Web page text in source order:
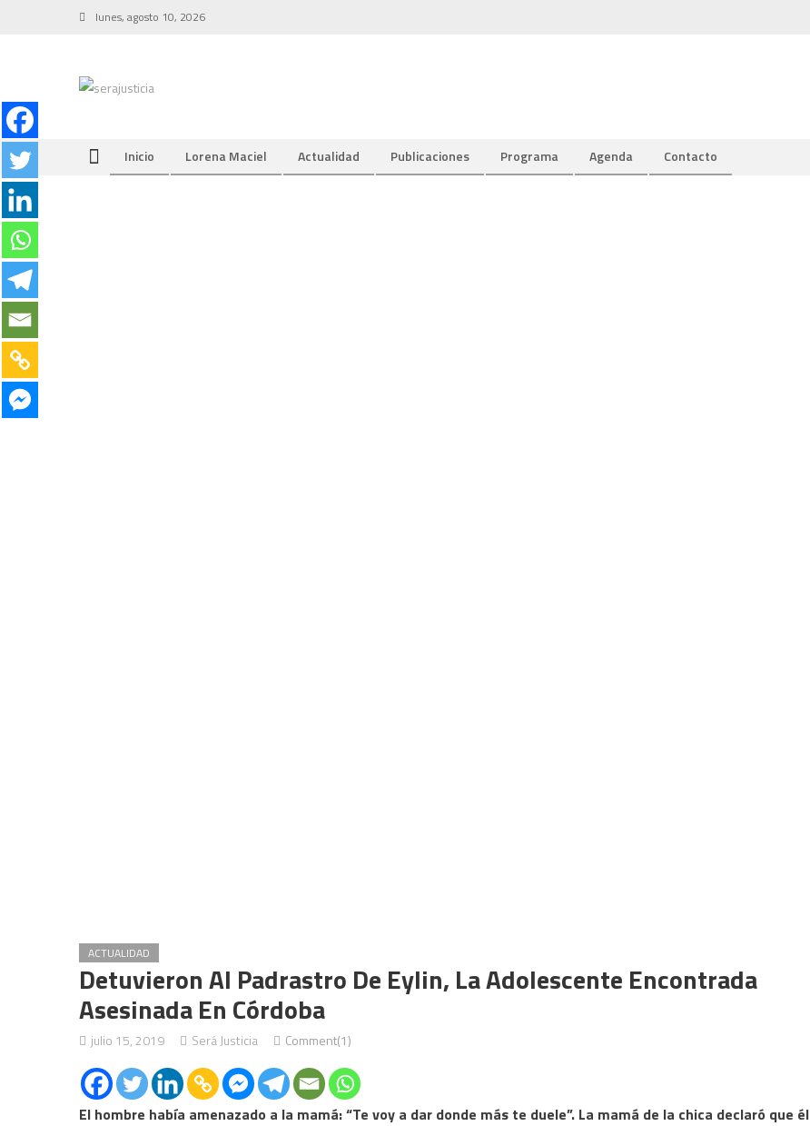
lunes, agosto 10, 2026
Inicio Lorena Maciel Actualidad Publicaciones Programa Agenda Contacto
ACTUALIDAD
Detuvieron Al Padrastro De Eylin, La Adolescente Encontrada
Asesinada En Córdoba
julio 15, 2019 Será Justicia Comment(1)
El hombre había amenazado a la mamá: “Te voy a dar donde más te duele”. La mamá de la chica declaró que él